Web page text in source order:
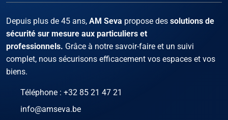
Depuis plus de 45 ans, AM Seva propose des solutions de
sécurité sur mesure aux particuliers et
professionnels. Grâce à notre savoir-faire et un suivi
complet, nous sécurisons efficacement vos espaces et vos
biens.
Téléphone : +32 85 21 47 21
info@amseva.be